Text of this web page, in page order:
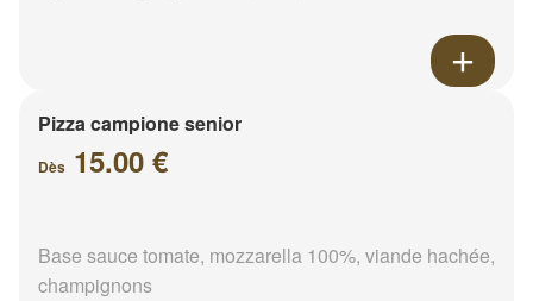
Pizza campione senior
Dès 15.00 €
Base sauce tomate, mozzarella 100%, viande hachée,
champignons